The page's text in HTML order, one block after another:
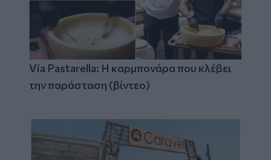
Via Pastarella: Η καρμπονάρα που κλέβει
την παράσταση (βίντεο)